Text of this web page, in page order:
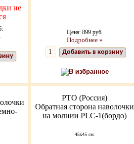
не
Цена: 899 руб.
Подробнее »
Добавить в корзину
В избранное
РТО (Россия)
Обратная сторона наволочки
на молнии PLC-1(бордо)
45х45 см.